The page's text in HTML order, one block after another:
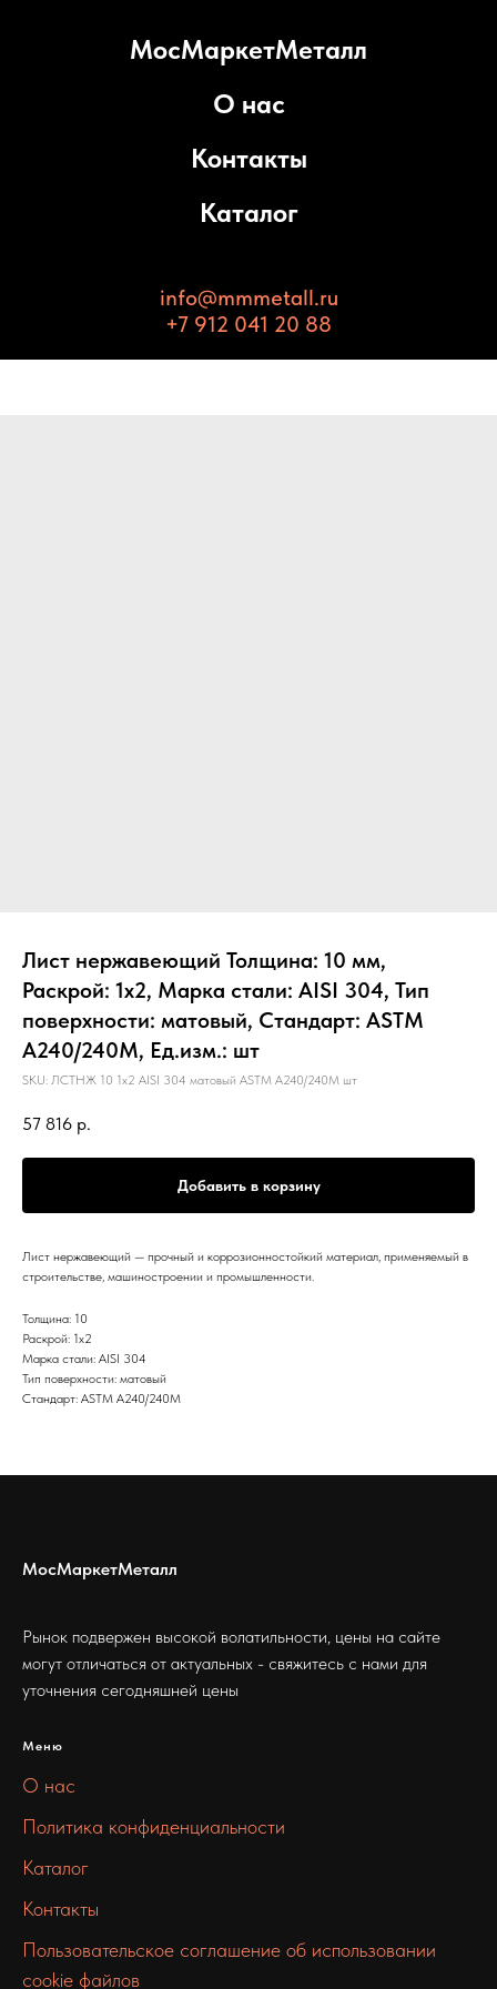
МосМаркетМеталл
О нас
Контакты
Каталог
info@mmmetall.ru
+7 912 041 20 88
Лист нержавеющий Толщина: 10 мм,
Раскрой: 1х2, Марка стали: AISI 304, Тип
поверхности: матовый, Стандарт: ASTM
А240/240М, Ед.изм.: шт
SKU: ЛСТНЖ 10 1х2 AISI 304 матовый ASTM А240/240М шт
57 816 р.
Добавить в корзину
Лист нержавеющий — прочный и коррозионностойкий материал, применяемый в
строительстве, машиностроении и промышленности.
Толщина: 10
Раскрой: 1х2
Марка стали: AISI 304
Тип поверхности: матовый
Стандарт: ASTM А240/240М
МосМаркетМеталл
Рынок подвержен высокой волатильности, цены на сайте
могут отличаться от актуальных - свяжитесь с нами для
уточнения сегодняшней цены
Меню
О нас
Политика конфиденциальности
Каталог
Контакты
Пользовательское соглашение об использовании
cookie файлов